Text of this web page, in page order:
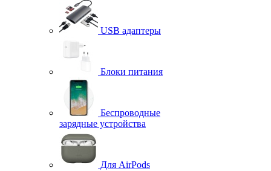
USB адаптеры
Блоки питания
Беспроводные
зарядные устройства
Для AirPods